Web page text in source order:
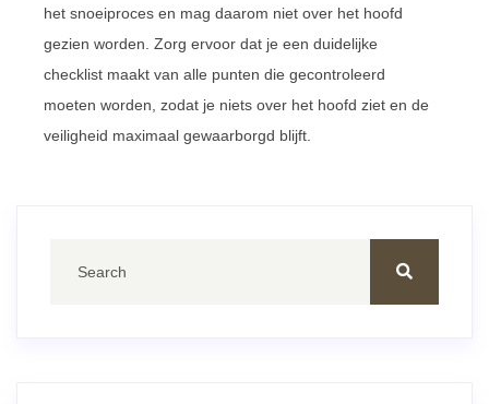
het snoeiproces en mag daarom niet over het hoofd
gezien worden. Zorg ervoor dat je een duidelijke
checklist maakt van alle punten die gecontroleerd
moeten worden, zodat je niets over het hoofd ziet en de
veiligheid maximaal gewaarborgd blijft.